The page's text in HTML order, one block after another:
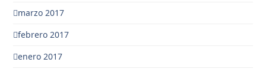
marzo 2017
febrero 2017
enero 2017